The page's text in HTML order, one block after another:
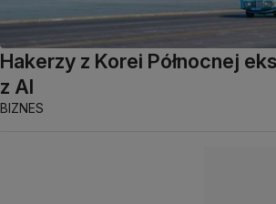
Hakerzy z Korei Północnej
z AI
BIZNES